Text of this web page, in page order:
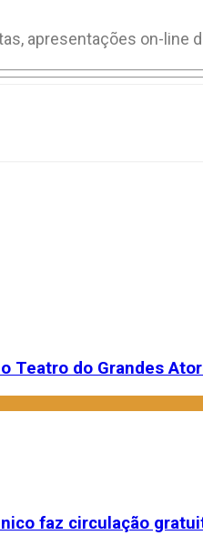
apresentações on-line
Teatro do Grandes
faz circulação